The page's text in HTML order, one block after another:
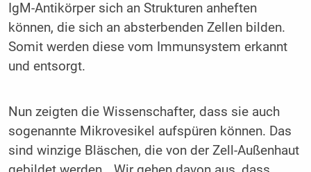
IgM-Antikörper sich an Strukturen anheften
können, die sich an absterbenden Zellen bilden.
Somit werden diese vom Immunsystem erkannt
und entsorgt.
Nun zeigten die Wissenschafter, dass sie auch
sogenannte Mikrovesikel aufspüren können. Das
sind winzige Bläschen, die von der Zell-Außenhaut